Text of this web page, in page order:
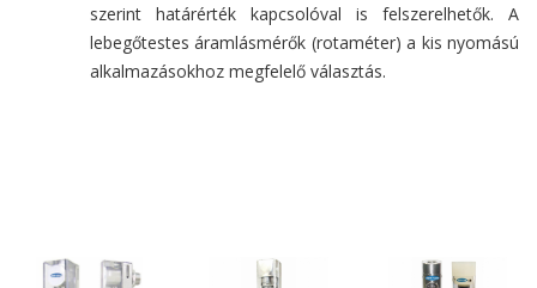
szerint határérték kapcsolóval is felszerelhetők. A
lebegőtestes áramlásmérők (rotaméter) a kis nyomású
alkalmazásokhoz megfelelő választás.